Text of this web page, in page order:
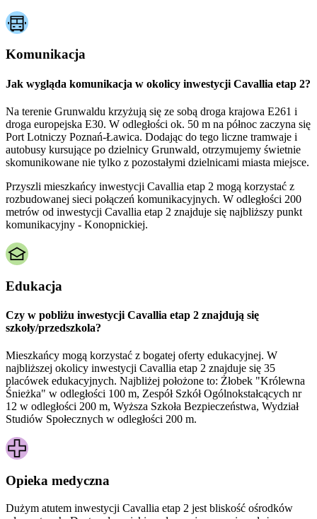
Komunikacja
Jak wygląda komunikacja w okolicy inwestycji Cavallia etap 2?
Na terenie Grunwaldu krzyżują się ze sobą droga krajowa E261 i
droga europejska E30. W odległości ok. 50 m na północ zaczyna się
Port Lotniczy Poznań-Ławica. Dodając do tego liczne tramwaje i
autobusy kursujące po dzielnicy Grunwald, otrzymujemy świetnie
skomunikowane nie tylko z pozostałymi dzielnicami miasta miejsce.
Przyszli mieszkańcy inwestycji Cavallia etap 2 mogą korzystać z
rozbudowanej sieci połączeń komunikacyjnych. W odległości 200
metrów od inwestycji Cavallia etap 2 znajduje się najbliższy punkt
komunikacyjny - Konopnickiej.
Edukacja
Czy w pobliżu inwestycji Cavallia etap 2 znajdują się
szkoły/przedszkola?
Mieszkańcy mogą korzystać z bogatej oferty edukacyjnej. W
najbliższej okolicy inwestycji Cavallia etap 2 znajduje się 35
placówek edukacyjnych. Najbliżej położone to: Żłobek "Królewna
Śnieżka" w odległości 100 m, Zespół Szkół Ogólnokstałcących nr
12 w odległości 200 m, Wyższa Szkoła Bezpieczeństwa, Wydział
Studiów Społecznych w odległości 200 m.
Opieka medyczna
Dużym atutem inwestycji Cavallia etap 2 jest bliskość ośrodków